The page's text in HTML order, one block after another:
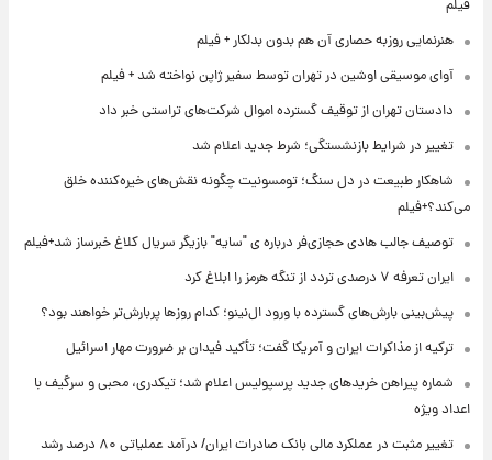
فیلم
هنرنمایی روزبه حصاری آن هم بدون بدلکار + فیلم
آوای موسیقی اوشین در تهران توسط سفیر ژاپن نواخته شد + فیلم
دادستان تهران از توقیف گسترده اموال شرکت‌های تراستی خبر داد
تغییر در شرایط بازنشستگی؛ شرط جدید اعلام شد
شاهکار طبیعت در دل سنگ؛ تومسونیت چگونه نقش‌های خیره‌کننده خلق
می‌کند؟+فیلم
توصیف جالب هادی حجازی‌فر درباره ی "سایه" بازیگر سریال کلاغ خبرساز شد+فیلم
ایران تعرفه ۷ درصدی تردد از تنگه هرمز را ابلاغ کرد
پیش‌بینی بارش‌های گسترده با ورود ال‌نینو؛ کدام روزها پربارش‌تر خواهند بود؟
ترکیه از مذاکرات ایران و آمریکا گفت؛ تأکید فیدان بر ضرورت مهار اسرائیل
شماره پیراهن خریدهای جدید پرسپولیس اعلام شد؛ تیکدری، محبی و سرگیف با
اعداد ویژه
تغییر مثبت در عملکرد مالی بانک صادرات ایران/ درآمد عملیاتی ۸۰ درصد رشد